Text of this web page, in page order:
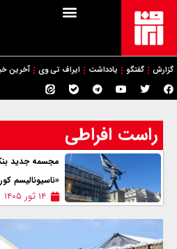
گزارش گفتگو یادداشت ایراف تی وی آخرین
راست افراطی
مجسمه جدید
«ناسیونالیسم
۱۴ ثور ۱۴۰۵